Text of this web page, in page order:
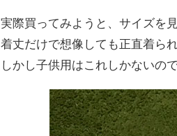
実際買ってみようと、サイズを
着丈だけで想像しても正直着ら
しかし子供用はこれしかないの